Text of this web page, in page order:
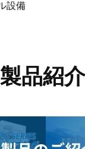
設備
品紹介